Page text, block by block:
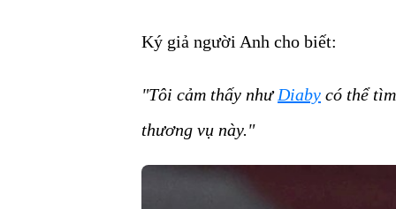
Ký giả người Anh cho biết:
"Tôi cảm thấy nhưDiaby có thể
thương vụ này."